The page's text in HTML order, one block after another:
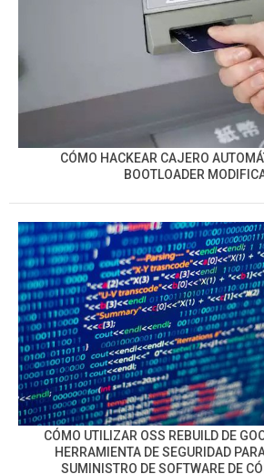
CÓMO HACKEAR CAJERO
BOOTLOADER
CÓMO UTILIZAR OSS REBUILD DE
HERRAMIENTA DE SEGURIDAD
SUMINISTRO DE SOFTWARE DE